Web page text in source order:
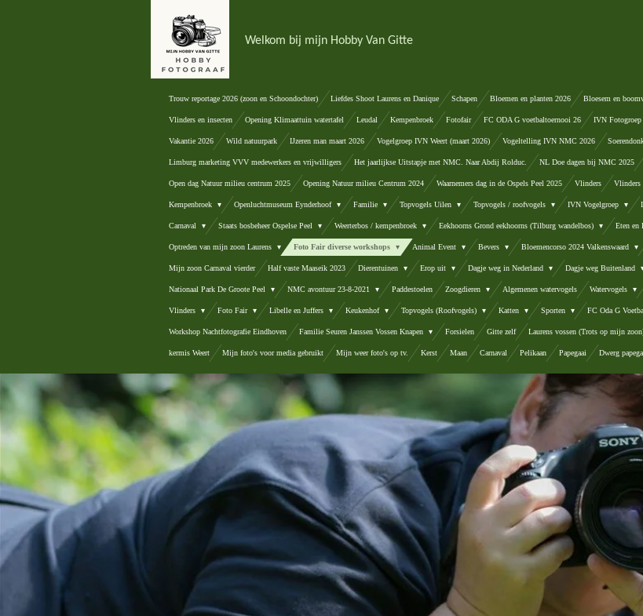
Welkom bij mijn Hobby Van Gitte
Trouw reportage 2026 (zoon en Schoondochter) Liefdes Shoot Laurens en Danique Schapen Bloemen en planten 2026 Bloesem en
Vlinders en insecten Opening Klimaattuin watertafel Leudal Kempenbroek Fotofair FC ODA G voetbaltoernooi 26 IVN
Vakantie 2026 Wild natuurpark IJzeren man maart 2026 Vogelgroep IVN Weert (maart 2026) Vogeltelling IVN NMC 2026
Limburg marketing VVV medewerkers en vrijwilligers Het jaarlijkse Uitstapje met NMC. Naar Abdij Rolduc. NL Doe dagen bij NMC 2025
Open dag Natuur milieu centrum 2025 Opening Natuur milieu Centrum 2024 Waarnemers dag in de Ospels Peel 2025 Vlinders Vlinders
Kempenbroek Openluchtmuseum Eynderhoof Familie Topvogels Uilen Topvogels / roofvogels IVN Vogelgroep
Carnaval Staats bosbeheer Ospelse Peel Weerterbos / kempenbroek Eekhoorns Grond eekhoorns (Tilburg wandelbos) Eten en
Optreden van mijn zoon Laurens Foto Fair diverse workshops Animal Event Bevers Bloemencorso 2024 Valkenswaard
Mijn zoon Carnaval vierder Half vaste Maaseik 2023 Dierentuinen Erop uit Dagje weg in Nederland Dagje weg Buitenland
Nationaal Park De Groote Peel NMC avontuur 23-8-2021 Paddestoelen Zoogdieren Algemenen watervogels Watervogels
Vlinders Foto Fair Libelle en Juffers Keukenhof Topvogels (Roofvogels) Katten Sporten FC Oda G
Workshop Nachtfotografie Eindhoven Familie Seuren Janssen Vossen Knapen Forsielen Gitte zelf Laurens vossen (Trots op mijn
kermis Weert Mijn foto's voor media gebruikt Mijn weer foto's op tv. Kerst Maan Carnaval Pelikaan Papegaai Dwerg